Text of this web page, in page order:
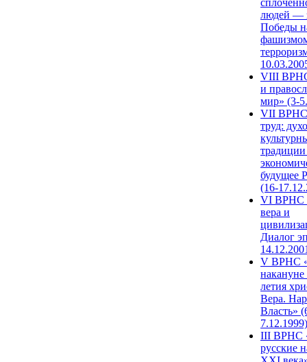
людей —
Победы
VIII
и
мир» (3-
VII ВРНС
труд:
будущее
(16-
VI ВРНС
вера и
Диалог
V ВРНС
накануне
летия
Вера.
Власть»
7.12.1999)
III ВРНС
русские